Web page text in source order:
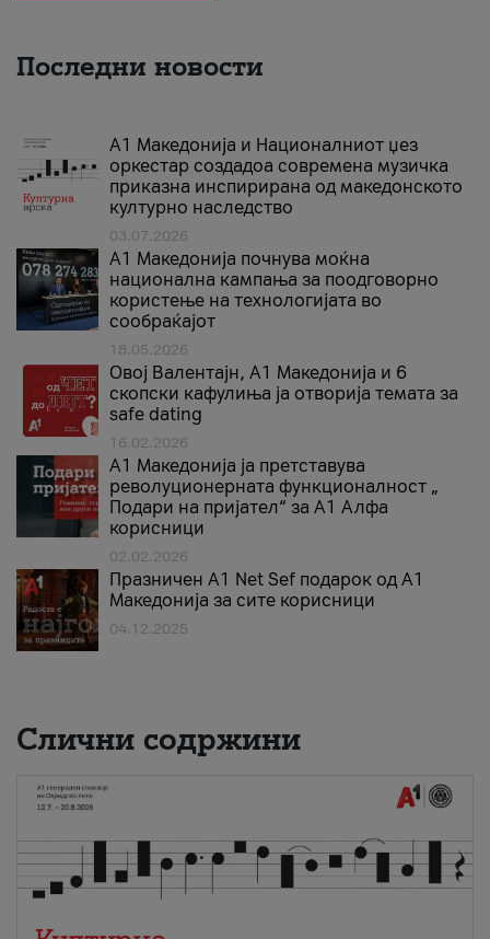
Последни новости
А1 Македонија и Националниот џез
оркестар создадоа современа музичка
приказна инспирирана од македонското
културно наследство
03.07.2026
A1 Македонија почнува моќна
национална кампања за поодговорно
користење на технологијата во
сообраќајот
18.05.2026
Овој Валентајн, A1 Македонија и 6
скопски кафулиња ја отворија темата за
safe dating
16.02.2026
А1 Македонија ја претставува
револуционерната функционалност „
Подари на пријател“ за А1 Алфа
корисници
02.02.2026
Празничен A1 Net Sеf подарок од А1
Македонија за сите корисници
04.12.2025
Слични содржини